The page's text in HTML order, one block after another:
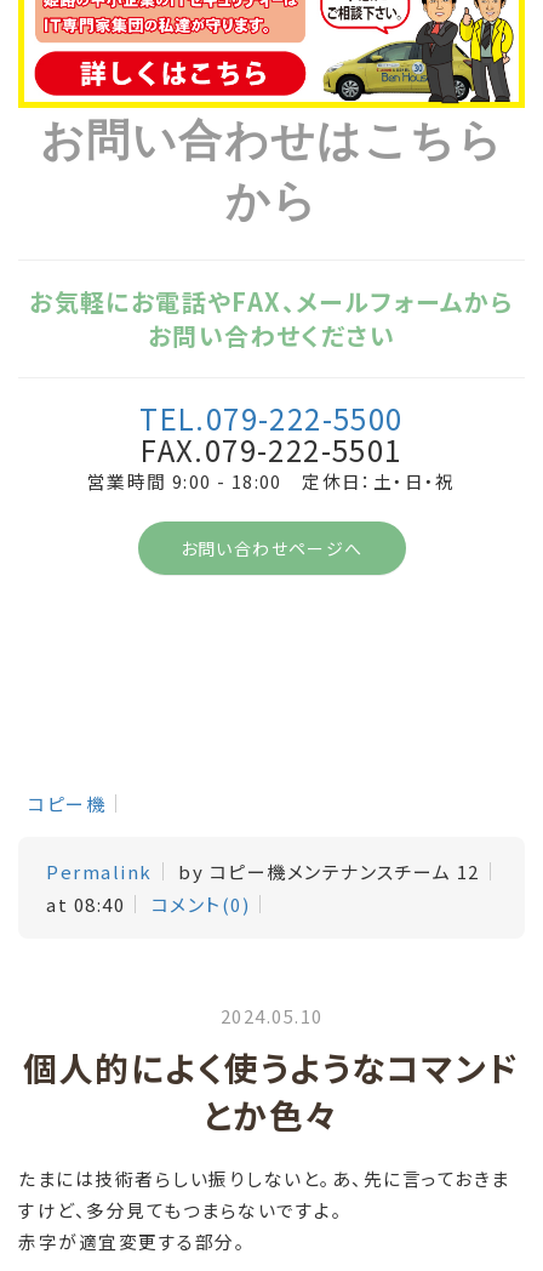
お問い合わせはこちら
から
お気軽にお電話やFAX、メールフォームから
お問い合わせください
TEL.079-222-5500
FAX.079-222-5501
営業時間 9:00 - 18:00 定休日：土・日・祝
お問い合わせページへ
コピー機
Permalink
by コピー機メンテナンスチーム 12
at 08:40
コメント(0)
2024.05.10
個人的によく使うようなコマンド
とか色々
たまには技術者らしい振りしないと。あ、先に言っておきま
すけど、多分見てもつまらないですよ。
赤字が適宜変更する部分。